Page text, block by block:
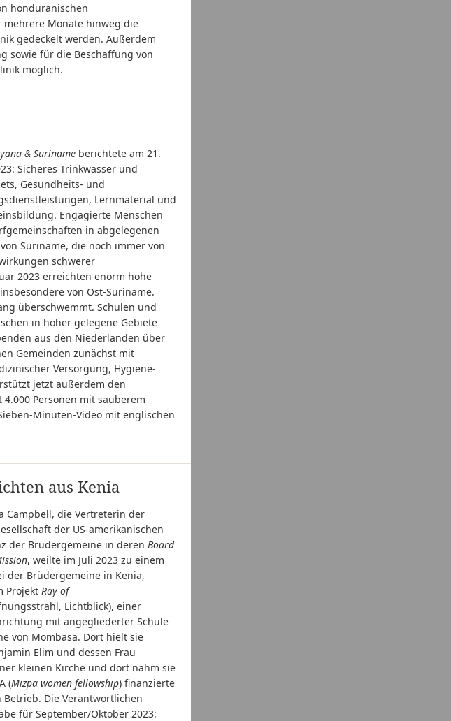
honduranischen
Monate hinweg die
gedeckelt werden. Außerdem
sowie für die Beschaffung von
möglich.
& Suriname berichtete am 21.
Sicheres Trinkwasser und
Gesundheits- und
Lernmaterial und
Engagierte Menschen
in abgelegenen
Suriname, die noch immer von
schwerer
2023 erreichten enorm hohe
von Ost-Suriname.
überschwemmt. Schulen und
in höher gelegene Gebiete
aus den Niederlanden über
Gemeinden zunächst mit
Versorgung, Hygiene-
jetzt außerdem den
Personen mit sauberem
Minuten-Video mit englischen
aus Kenia
Campbell, die Vertreterin der
der US-amerikanischen
der Brüdergemeine in deren Board
, weilte im Juli 2023 zu einem
der Brüdergemeine in Kenia,
Projekt Ray of
Lichtblick), einer
mit angegliederter Schule
von Mombasa. Dort hielt sie
Elim und dessen Frau
kleinen Kirche und dort nahm sie
(Mizpa women fellowship) finanzierte
Die Verantwortlichen
für September/Oktober 2023: